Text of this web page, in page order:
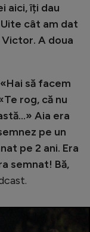
aici, îți dau
cât am dat
Victor. A doua
să facem
rog, că nu
Aia era
pe un
pe 2 ani. Era
semnat! Bă,